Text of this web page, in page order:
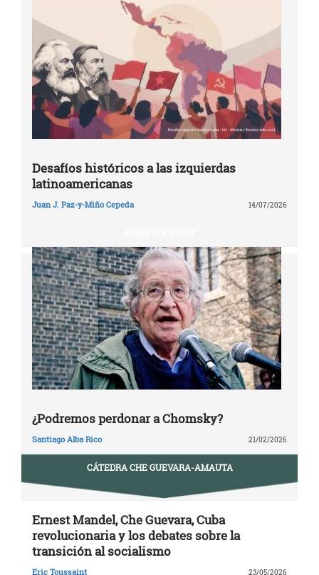
Desafíos históricos a las izquierdas
latinoamericanas
Juan J. Paz-y-Miño Cepeda 14/07/2026
¿Podremos perdonar a Chomsky?
Santiago Alba Rico 21/02/2026
CÁTEDRA CHE GUEVARA-AMAUTA
Ernest Mandel, Che Guevara, Cuba
revolucionaria y los debates sobre la
transición al socialismo
Eric Toussaint 23/05/2026